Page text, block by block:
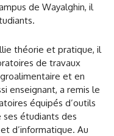
de Wayalghin, il
théorie et pratique, il
de travaux
et en
enseignant, a remis le
équipés d’outils
étudiants des
d’informatique. Au